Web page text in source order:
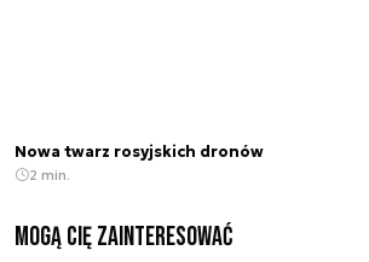
Nowa twarz rosyjskich dronów
2 min.
Mogą Cię zainteresować